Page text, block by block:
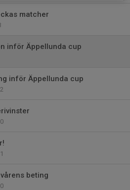
matcher
inför Äppellunda cup
inför Äppellunda cup
2
0
1
beting
0